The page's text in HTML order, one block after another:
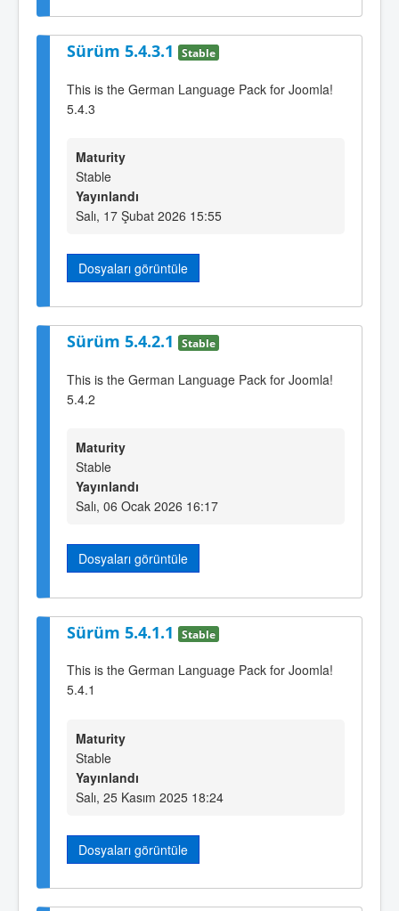
Sürüm 5.4.3.1 Stable
This is the German Language Pack for Joomla!
5.4.3
Maturity
Stable
Yayınlandı
Salı, 17 Şubat 2026 15:55
Dosyaları görüntüle
Sürüm 5.4.2.1 Stable
This is the German Language Pack for Joomla!
5.4.2
Maturity
Stable
Yayınlandı
Salı, 06 Ocak 2026 16:17
Dosyaları görüntüle
Sürüm 5.4.1.1 Stable
This is the German Language Pack for Joomla!
5.4.1
Maturity
Stable
Yayınlandı
Salı, 25 Kasım 2025 18:24
Dosyaları görüntüle